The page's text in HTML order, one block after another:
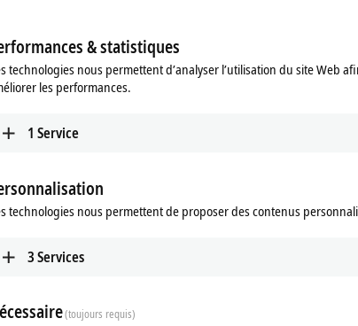
Related products
& statistiques
technologies nous permettent d’analyser l’utilisation du site Web
les performances.
1 Service
technologies nous permettent de proposer des contenus
3Services
(toujours requis)